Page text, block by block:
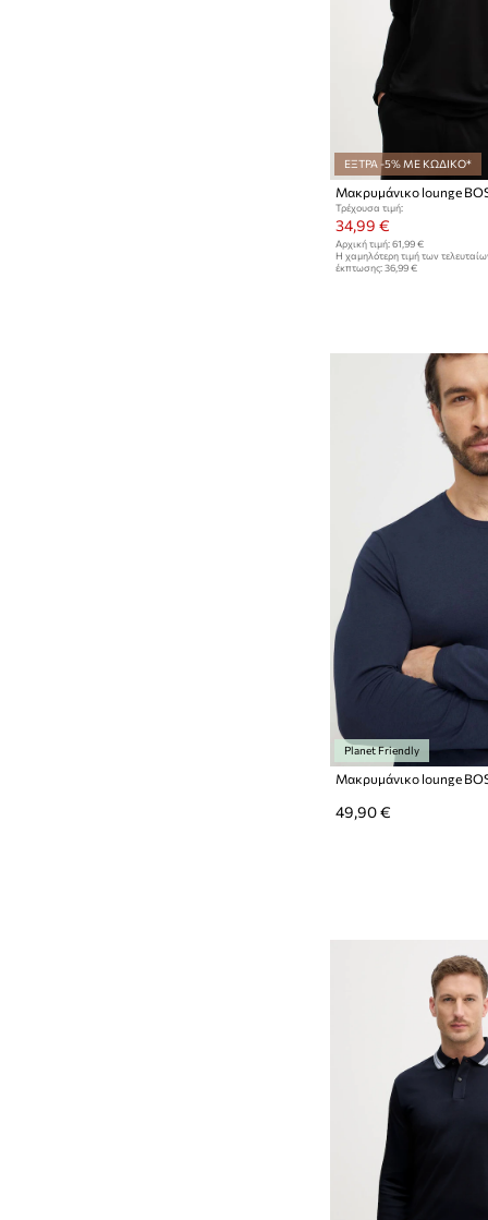
ΕΞΤΡΑ -5% ΜΕ ΚΩΔΙΚΟ*
Μακρυμάνικο lounge
Τρέχουσα τιμή:
34,99 €
Αρχική τιμή: 61,99 €
Η χαμηλότερη τιμή των
έκπτωσης: 36,99 €
Planet Friendly
Μακρυμάνικο lounge
49,90 €